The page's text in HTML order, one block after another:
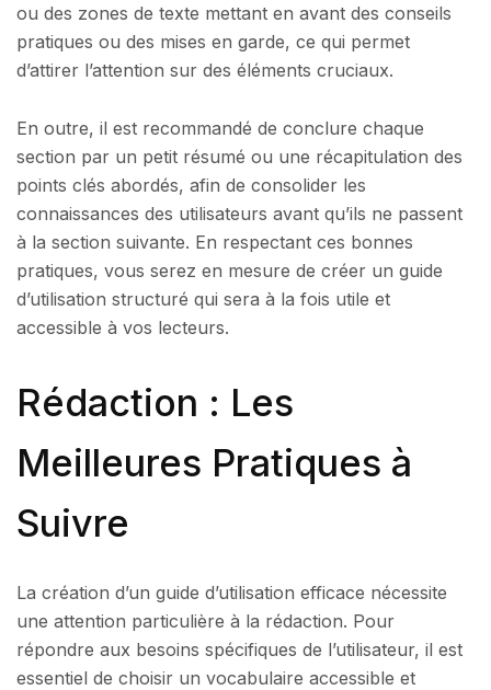
ou des zones de texte mettant en avant des conseils
pratiques ou des mises en garde, ce qui permet
d’attirer l’attention sur des éléments cruciaux.
En outre, il est recommandé de conclure chaque
section par un petit résumé ou une récapitulation des
points clés abordés, afin de consolider les
connaissances des utilisateurs avant qu’ils ne passent
à la section suivante. En respectant ces bonnes
pratiques, vous serez en mesure de créer un guide
d’utilisation structuré qui sera à la fois utile et
accessible à vos lecteurs.
Rédaction : Les
Meilleures Pratiques à
Suivre
La création d’un guide d’utilisation efficace nécessite
une attention particulière à la rédaction. Pour
répondre aux besoins spécifiques de l’utilisateur, il est
essentiel de choisir un vocabulaire accessible et